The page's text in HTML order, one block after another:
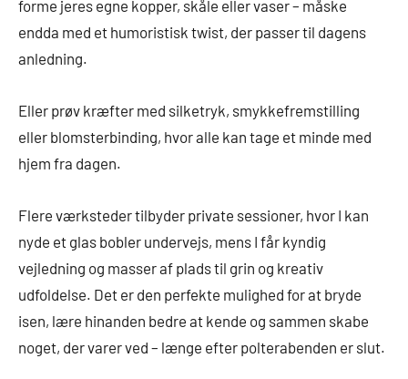
forme jeres egne kopper, skåle eller vaser – måske
endda med et humoristisk twist, der passer til dagens
anledning.
Eller prøv kræfter med silketryk, smykkefremstilling
eller blomsterbinding, hvor alle kan tage et minde med
hjem fra dagen.
Flere værksteder tilbyder private sessioner, hvor I kan
nyde et glas bobler undervejs, mens I får kyndig
vejledning og masser af plads til grin og kreativ
udfoldelse. Det er den perfekte mulighed for at bryde
isen, lære hinanden bedre at kende og sammen skabe
noget, der varer ved – længe efter polterabenden er slut.